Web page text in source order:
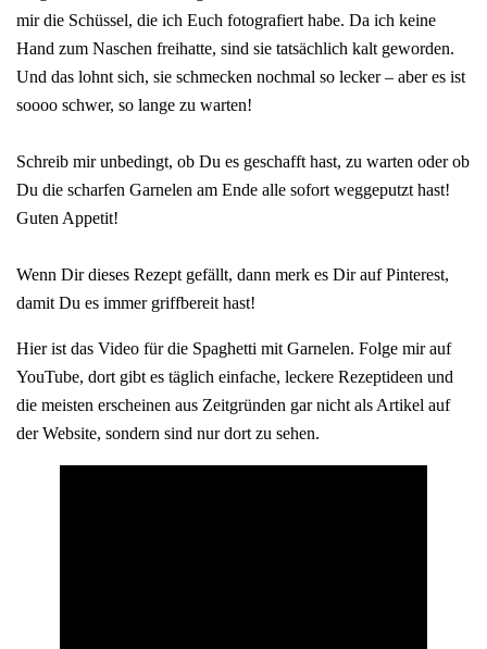
mir die Schüssel, die ich Euch fotografiert habe. Da ich keine
Hand zum Naschen freihatte, sind sie tatsächlich kalt geworden.
Und das lohnt sich, sie schmecken nochmal so lecker – aber es ist
soooo schwer, so lange zu warten!
Schreib mir unbedingt, ob Du es geschafft hast, zu warten oder ob
Du die scharfen Garnelen am Ende alle sofort weggeputzt hast!
Guten Appetit!
Wenn Dir dieses Rezept gefällt, dann merk es Dir auf Pinterest,
damit Du es immer griffbereit hast!
Hier ist das Video für die Spaghetti mit Garnelen. Folge mir auf
YouTube, dort gibt es täglich einfache, leckere Rezeptideen und
die meisten erscheinen aus Zeitgründen gar nicht als Artikel auf
der Website, sondern sind nur dort zu sehen.